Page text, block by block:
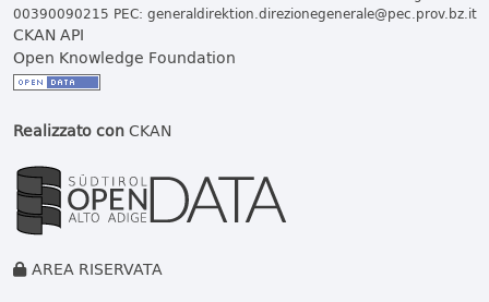
00390090215 PEC: generaldirektion.direzionegenerale@pec.prov.bz.it
CKAN API
Open Knowledge Foundation
Realizzato conCKAN
AREA RISERVATA